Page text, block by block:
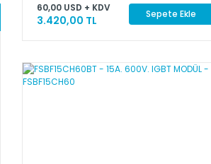
60,00 USD + KDV
3.420,00 TL Sepete Ekle